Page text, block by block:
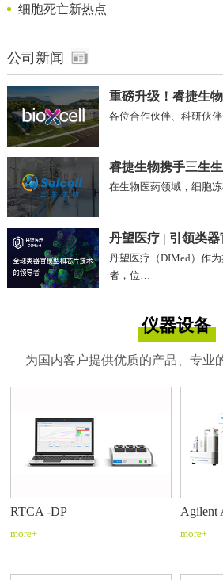
剂
细胞死亡新热点
公司新闻
重磅升级！睿捷生
苏、安徽区域独家代
各位合作伙伴、科研伙伴
睿捷生物携手三生
术新未来!
在生物医药领域，细胞
丹望医疗 | 引领类
医疗未来
丹望医疗（DIMed）作
者，位…
仪器设备
为国内客户提供优质的产品、专业
RTCA -DP
more+
Agilent
more+